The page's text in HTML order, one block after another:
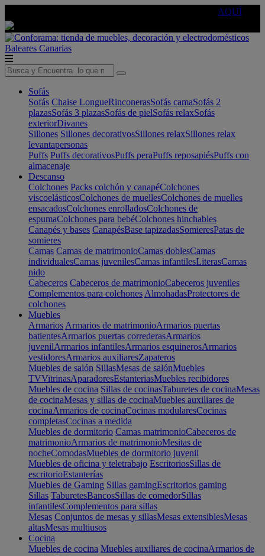
AQUÍ
Baleares Canarias
Sofás
Sofás Chaise LongueRinconerasSofás camaSofás 2
plazasSofás 3 plazasSofás de pielSofás relaxSofás
exteriorDivanes
Sillones Sillones decorativosSillones relaxSillones relax
levantapersonas
Puffs Puffs decorativosPuffs peraPuffs reposapiésPuffs con
almacenaje
Descanso
Colchones Packs colchón y canapéColchones
viscoelásticosColchones de muellesColchones de muelles
ensacadosColchones enrolladosColchones de
espumaColchones para bebéColchones hinchables
Canapés y bases CanapésBase tapizadasSomieresPatas de
somieres
Camas Camas de matrimonioCamas doblesCamas
individualesCamas juvenilesCamas infantilesLiterasCamas
nido
Cabeceros Cabeceros de matrimonioCabeceros juveniles
Complementos para colchones AlmohadasProtectores de
colchones
Muebles
Armarios Armarios de matrimonioArmarios puertas
batientesArmarios puertas correderasArmarios
juvenilArmarios infantilesArmarios esquinerosArmarios
vestidoresArmarios auxiliaresZapateros
Muebles de salón SillasMesas de salónMuebles
TVVitrinasAparadoresEstanteriasMuebles recibidores
Muebles de cocina Sillas de cocinasTaburetes de cocinaMesas
de cocinaMesas y sillas de cocinaMuebles auxiliares de
cocinaArmarios de cocinaCocinas modularesCocinas
completasCocinas a medida
Muebles de dormitorio Camas matrimonioCabeceros de
matrimonioArmarios de matrimonioMesitas de
nocheComodasMuebles de dormitorio juvenil
Muebles de oficina y teletrabajo EscritoriosSillas de
escritorioEstanterías
Muebles de Gaming Sillas gamingEscritorios gaming
Sillas TaburetesBancosSillas de comedorSillas
infantilesComplementos para sillas
Mesas Conjuntos de mesas y sillasMesas extensiblesMesas
altasMesas multiusos
Cocina
Muebles de cocina Muebles auxiliares de cocinaArmarios de